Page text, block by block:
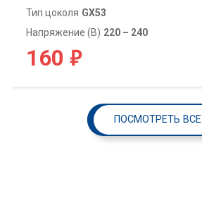
Тип цоколя GX53
Напряжение (В) 220 – 240
160 ₽
ПОСМОТРЕТЬ ВСЕ